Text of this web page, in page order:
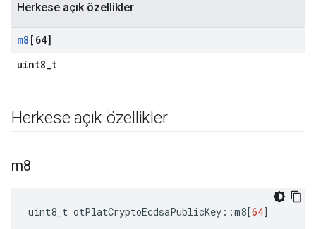
Herkese açık özellikler
m8 [64]
uint8_t
Herkese açık özellikler
m8
uint8_t otPlatCryptoEcdsaPublicKey ::m8[64]